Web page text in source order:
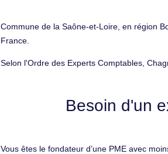
Commune de la Saône-et-Loire, en région
France.
Selon l'Ordre des Experts Comptables,
Besoin d'un
Vous êtes le fondateur d’une PME avec